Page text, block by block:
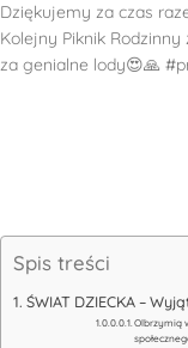
Dziękujemy za czas
Kolejny Piknik Rodzinny
za genialne lody😍🙏
Spis treści
ŚWIAT DZIECKA –
Olbrzymią